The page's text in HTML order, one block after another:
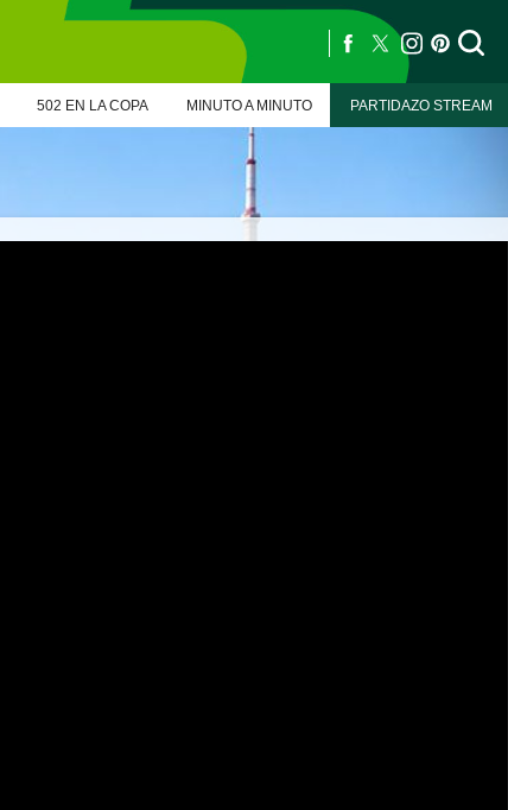
502 EN LA COPA MINUTO A MINUTO PARTIDAZO STREAM